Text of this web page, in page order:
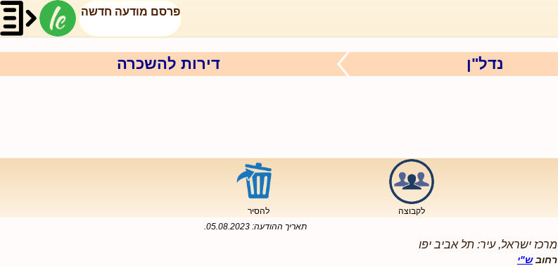
פרסם מודעה חדשה
נדל"ן דירות להשכרה
לקבוצה
להסיר
תאריך ההודעה:05.08.2023
.
מרכז ישראל, עיר: תל אביב יפו
רחובש"י